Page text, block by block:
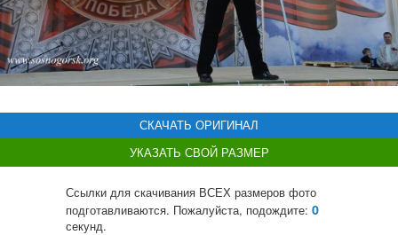
СКАЧАТЬ ОРИГИНАЛ
УКАЗАТЬ СВОЙ РАЗМЕР
Ссылки для скачивания ВСЕХ размеров фото
подготавливаются. Пожалуйста, подождите: 0
секунд.